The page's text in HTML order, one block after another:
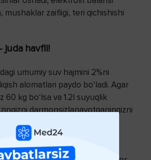
mushaklar zaifligi, teri qichishishi
juda havfli!
umumiy suv hajmini 2%ni
alomatlari paydo bo‘ladi. Agar
60 kg bo‘lsa va 1.2l suyuqlik
darmonsizlanayotganingizni
suyuqlik yo‘qotsangiz
da esa hushdan ketasiz.
o‘ranish kosmetik vositalarini